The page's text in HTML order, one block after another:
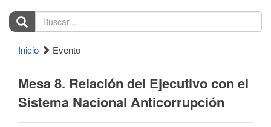
Buscar...
Inicio Evento
Mesa 8. Relación del Ejecutivo con el
Sistema Nacional Anticorrupción